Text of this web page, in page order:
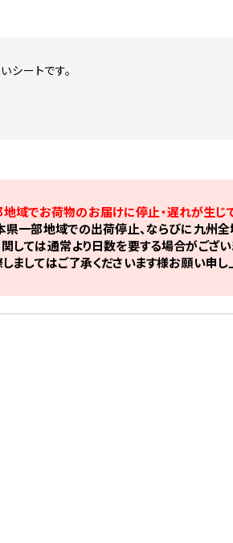
シートです。
地域でお荷物のお届けに停止・遅れが生じて
一部地域での出荷停止、ならびに九州全
しては通常より日数を要する場合がござい
ましてはご了承くださいます様お願い申し